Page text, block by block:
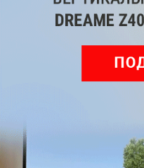
Комментарии
Мы знаем, вам есть что